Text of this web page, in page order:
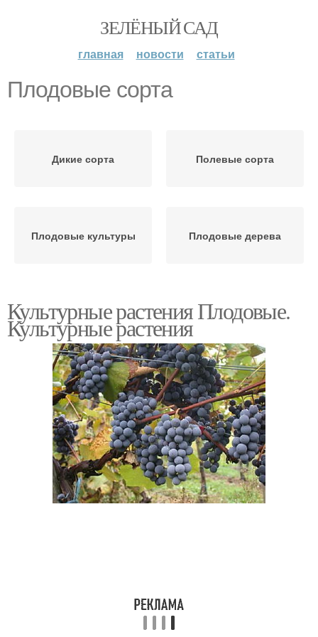
ЗЕЛЁНЫЙ САД
главная новости статьи
Плодовые сорта
Дикие сорта Полевые сорта
Плодовые культуры Плодовые дерева
Культурные растения Плодовые.
Культурные растения